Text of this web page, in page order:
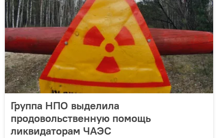
Группа НПО выделила
продовольственную помощь
ликвидаторам ЧАЭС